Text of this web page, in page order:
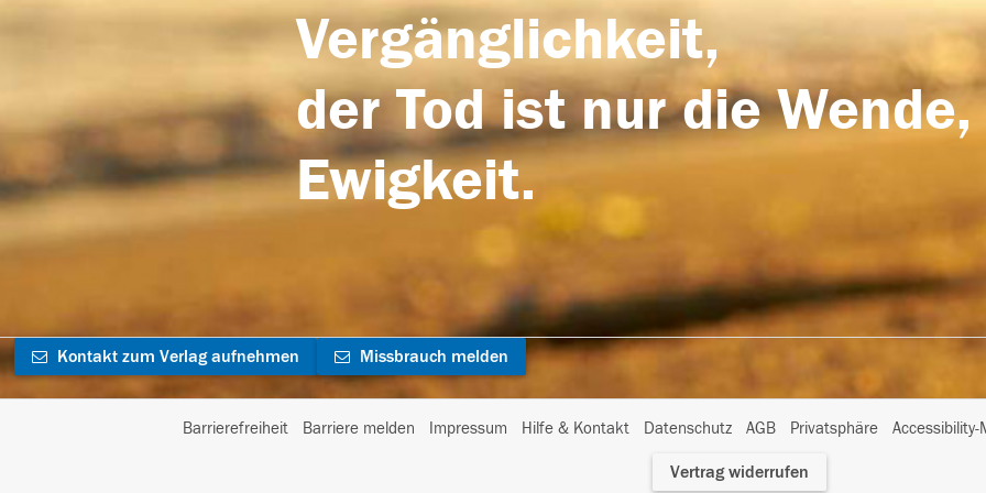
Vergänglichkeit,
der Tod ist nur die
Ewigkeit.
Kontakt zum Verlag aufnehmen Missbrauch melden
Barrierefreiheit Barriere melden Impressum Hilfe & Kontakt Datenschutz AGB Privatsphäre
I
Vertrag widerrufen